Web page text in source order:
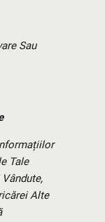
Sau
Tale
Alte